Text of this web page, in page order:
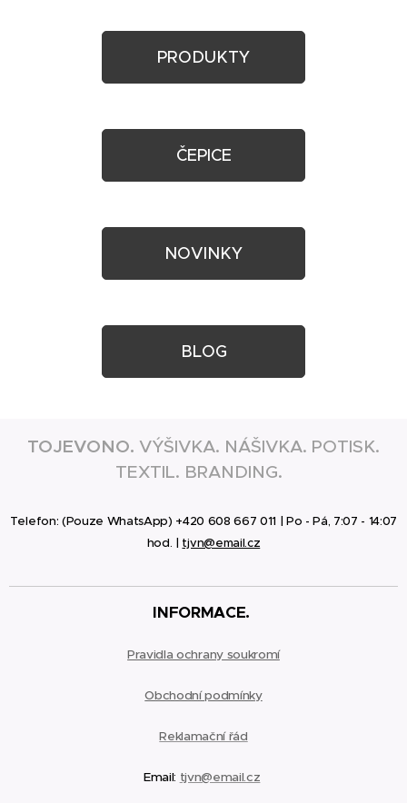
PRODUKTY
ČEPICE
NOVINKY
BLOG
TOJEVONO. VÝŠIVKA. NÁŠIVKA. POTISK.
TEXTIL. BRANDING.
Telefon: (Pouze WhatsApp) +420 608 667 011 | Po - Pá, 7:07 - 14:07
hod. | tjvn@email.cz
INFORMACE.
Pravidla ochrany soukromí
Obchodní podmínky
Reklamačnířád
Email: tjvn@email.cz